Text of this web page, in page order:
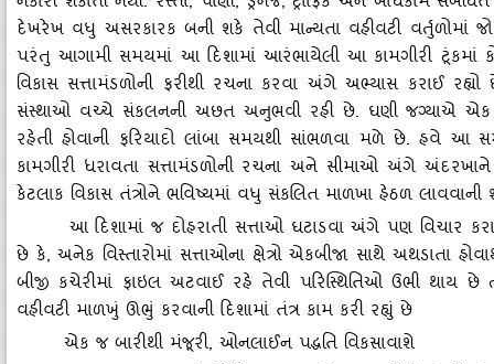
દેખરેખ વધુ અસરકારક બની શકે તેવી માન્‍યતા વહીવટી
પરંતુ આગામી સમયમાં આ દિશામાં આરંભાયેલી આ કામગીરી ટૂંકમાં
વિકાસ સત્તામંડળોની ફરીથી રચના કરવા અંગે અભ્‍યાસ કરાઈ
સંસ્‍થાઓ વચ્‍ચે સંકલનની અછત અનુભવી રહી છે. ઘણી જગ્‍યાએ
રહેતી હોવાની ફરિયાદો લાંબા સમયથી સાંભળવા મળે છે. હવે આ
કામગીરી ધરાવતા સત્તામંડળોની રચના અને સીમાઓ અંગે અંદરખાને
કેટલાક વિકાસ તંત્રોને ભવિષ્‍યમાં વધુ સંકલિત માળખા હેઠળ લાવવાની
આ દિશામાં જ દોહરાતી સત્તાઓ ઘટાડવા અંગે પણ વિચાર
છે કે, અનેક વિસ્‍તારોમાં સત્તાઓના ક્ષેત્રો એકબીજા સાથે અથડાતા
બીજી કચેરીમાં ફાઇલ અટવાઈ રહે તેવી પરિસ્‍થિતિઓ ઉભી થાય છે
વહીવટી માળખું ઊભું કરવાની દિશામાં તંત્ર કામ કરી રહ્યું છે
એક જ બારીથી મંજૂરી, ઓનલાઈન પદ્ધતિ વિકસાવાશે